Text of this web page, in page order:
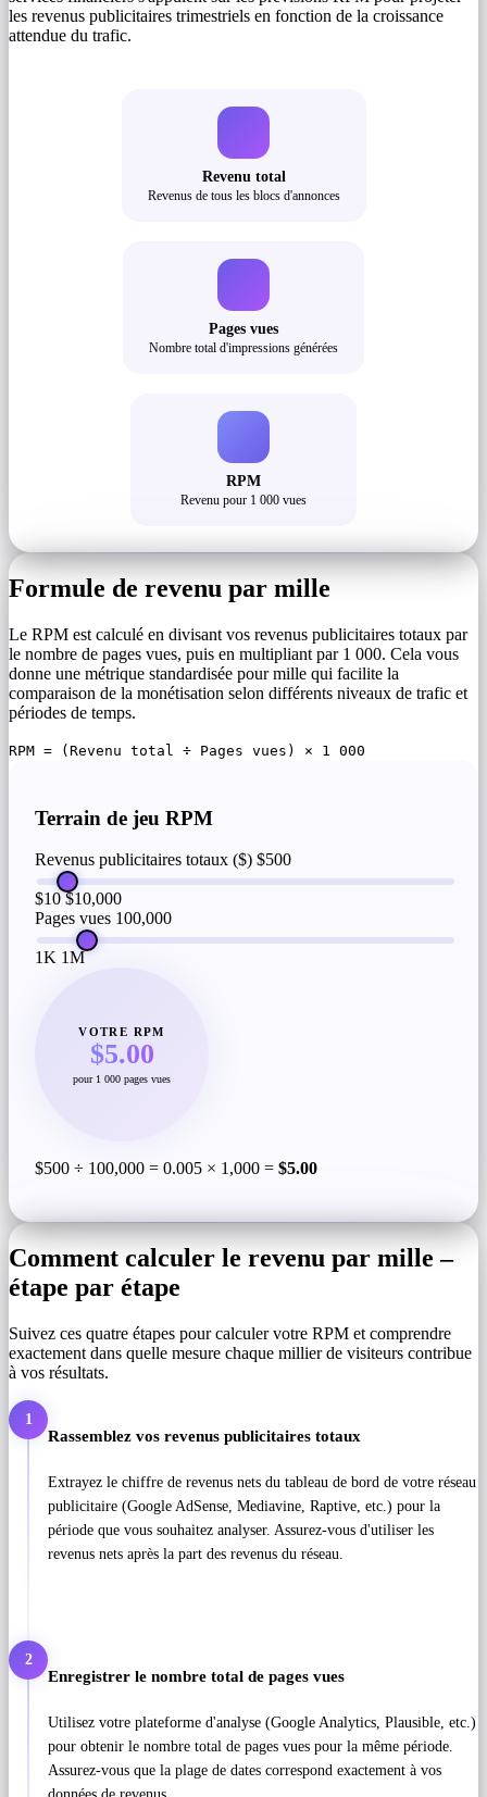
les revenus publicitaires trimestriels en fonction de la croissance
attendue du trafic.
Revenu total
Revenus de tous les blocs d'annonces
Pages vues
Nombre total d'impressions générées
RPM
Revenu pour 1 000 vues
Formule de revenu par mille
Le RPM est calculé en divisant vos revenus publicitaires totaux par
le nombre de pages vues, puis en multipliant par 1 000. Cela vous
donne une métrique standardisée pour mille qui facilite la
comparaison de la monétisation selon différents niveaux de trafic et
périodes de temps.
RPM = (Revenu total ÷ Pages vues) × 1 000
Terrain de jeu RPM
Revenus publicitaires totaux ($) $500
$10 $10,000
Pages vues 100,000
1K 1M
VOTRE RPM
$5.00
pour 1 000 pages vues
$500 ÷ 100,000 = 0.005 × 1,000 = $5.00
Comment calculer le revenu par mille –
étape par étape
Suivez ces quatre étapes pour calculer votre RPM et comprendre
exactement dans quelle mesure chaque millier de visiteurs contribue
à vos résultats.
1
Rassemblez vos revenus publicitaires totaux
Extrayez le chiffre de revenus nets du tableau de bord de votre réseau
publicitaire (Google AdSense, Mediavine, Raptive, etc.) pour la
période que vous souhaitez analyser. Assurez-vous d'utiliser les
revenus nets après la part des revenus du réseau.
2
Enregistrer le nombre total de pages vues
Utilisez votre plateforme d'analyse (Google Analytics, Plausible, etc.)
pour obtenir le nombre total de pages vues pour la même période.
Assurez-vous que la plage de dates correspond exactement à vos